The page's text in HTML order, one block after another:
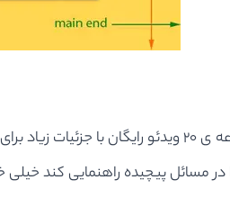
از مجموعه ی 20 ویدئو رایگان با
مسائل پیچیده راهنمایی کند